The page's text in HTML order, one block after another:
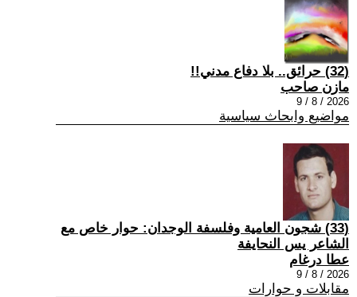
(32) حرائق.. بلا دفاع مدني!!
مازن صاحب
2026 / 8 / 9
مواضيع وابحاث سياسية
(33) شجون العامية وفلسفة الوجدان: حوار خاص مع
الشاعر يس النحايفة
عطا درغام
2026 / 8 / 9
مقابلات و حوارات